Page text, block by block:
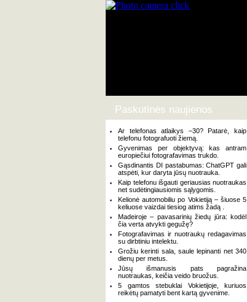
Paskutinės naujienos
Ar telefonas atlaikys –30? Patarė, kaip
telefonu fotografuoti žiemą.
Gyvenimas per objektyvą: kas antram
europiečiui fotografavimas trukdo.
Gąsdinantis DI pastabumas: ChatGPT gali
atspėti, kur daryta jūsų nuotrauka.
Kaip telefonu išgauti geriausias nuotraukas
net sudėtingiausiomis sąlygomis.
Kelionė automobiliu po Vokietiją – šiuose 5
keliuose vaizdai tiesiog atims žadą .
Madeiroje – pavasarinių žiedų jūra: kodėl
čia verta atvykti gegužę?
Fotografavimas ir nuotraukų redagavimas
su dirbtiniu intelektu.
Grožiu kerinti sala, saule lepinanti net 340
dienų per metus.
Jūsų išmanusis pats pagražina
nuotraukas, keičia veido bruožus.
5 gamtos stebuklai Vokietijoje, kuriuos
reikėtų pamatyti bent kartą gyvenime.